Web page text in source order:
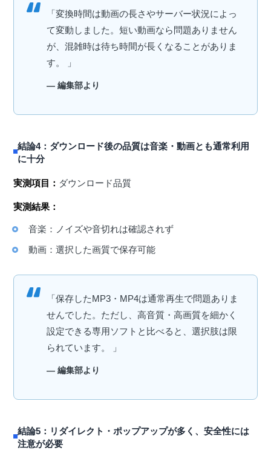
「変換時間は動画の長さやサーバー状況によっ
て変動しました。短い動画なら問題ありません
が、混雑時は待ち時間が長くなることがありま
す。 」
— 編集部より
結論4：ダウンロード後の品質は音楽・動画とも通常利用
に十分
実測項目： ダウンロード品質
実測結果：
音楽：ノイズや音切れは確認されず
動画：選択した画質で保存可能
「保存したMP3・MP4は通常再生で問題ありま
せんでした。ただし、高音質・高画質を細かく
設定できる専用ソフトと比べると、選択肢は限
られています。 」
— 編集部より
結論5：リダイレクト・ポップアップが多く、安全性には
注意が必要